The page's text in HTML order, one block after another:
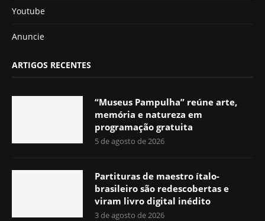
Youtube
Anuncie
ARTIGOS RECENTES
“Museus Pampulha” reúne arte,
memória e natureza em
programação gratuita
5 de agosto de 2026
Partituras de maestro ítalo-
brasileiro são redescobertas e
viram livro digital inédito
3 de agosto de 2026